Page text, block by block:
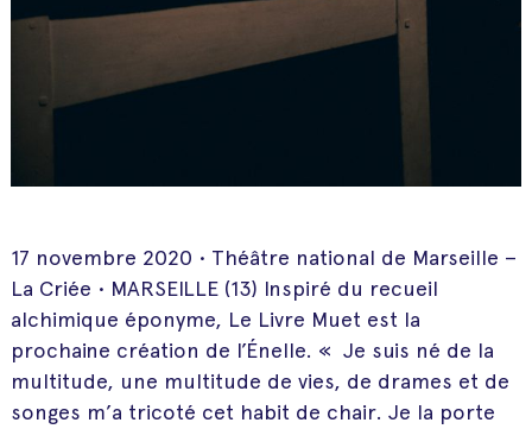
17 novembre 2020 • Théâtre national de Marseille –
La Criée • MARSEILLE (13) Inspiré du recueil
alchimique éponyme, Le Livre Muet est la
prochaine création de l’Énelle. « Je suis né de la
multitude, une multitude de vies, de drames et de
songes m’a tricoté cet habit de chair. Je la porte